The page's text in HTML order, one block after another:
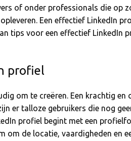
of onder professionals die op
Een effectief LinkedIn
tips voor een effectief LinkedIn
profiel
om te creëren. Een krachtig en
er talloze gebruikers die nog
profiel begint met een
om de locatie, vaardigheden en